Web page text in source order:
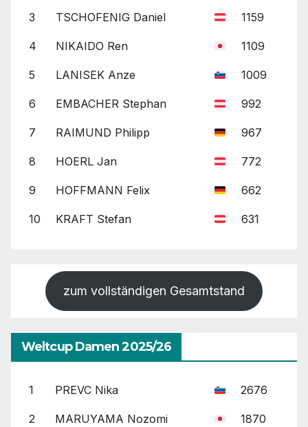
3 TSCHOFENIG Daniel 1159
4 NIKAIDO Ren 1109
5 LANISEK Anze 1009
6 EMBACHER Stephan 992
7 RAIMUND Philipp 967
8 HOERL Jan 772
9 HOFFMANN Felix 662
10 KRAFT Stefan 631
zum vollständigen Gesamtstand
Weltcup Damen 2025/26
1 PREVC Nika 2676
2 MARUYAMA Nozomi 1870